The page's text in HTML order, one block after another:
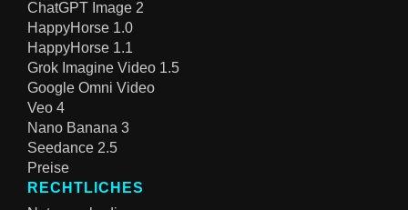
ChatGPT Image 2
HappyHorse 1.0
HappyHorse 1.1
Grok Imagine Video 1.5
Google Omni Video
Veo 4
Nano Banana 3
Seedance 2.5
Preise
RECHTLICHES